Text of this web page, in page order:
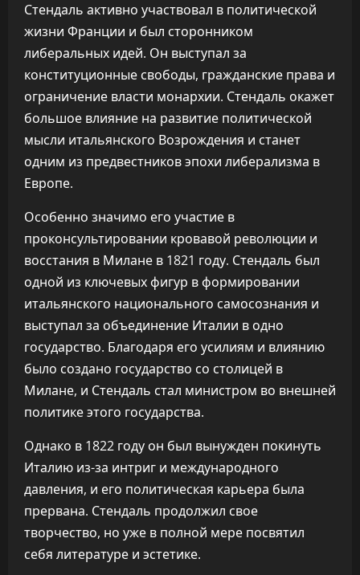
Стендаль активно участвовал в политической
жизни Франции и был сторонником
либеральных идей. Он выступал за
конституционные свободы, гражданские права и
ограничение власти монархии. Стендаль окажет
большое влияние на развитие политической
мысли итальянского Возрождения и станет
одним из предвестников эпохи либерализма в
Европе.
Особенно значимо его участие в
проконсультировании кровавой революции и
восстания в Милане в 1821 году. Стендаль был
одной из ключевых фигур в формировании
итальянского национального самосознания и
выступал за объединение Италии в одно
государство. Благодаря его усилиям и влиянию
было создано государство со столицей в
Милане, и Стендаль стал министром во внешней
политике этого государства.
Однако в 1822 году он был вынужден покинуть
Италию из-за интриг и международного
давления, и его политическая карьера была
прервана. Стендаль продолжил свое
творчество, но уже в полной мере посвятил
себя литературе и эстетике.